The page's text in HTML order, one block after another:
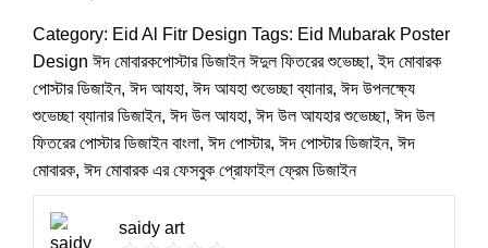
Category: Eid Al Fitr Design Tags: Eid Mubarak Poster
Design ঈদ মোবারকপোস্টার ডিজাইন ঈদুল ফিতরের শুভেচ্ছা, ইদ মোবারক
পোস্টার ডিজাইন, ঈদ আযহা, ঈদ আযহা শুভেচ্ছা ব্যানার, ঈদ উপলক্ষ্যে
শুভেচ্ছা ব্যানার ডিজাইন, ঈদ উল আযহা, ঈদ উল আযহার শুভেচ্ছা, ঈদ উল
ফিতরের পোস্টার ডিজাইন বাংলা, ঈদ পোস্টার, ঈদ পোস্টার ডিজাইন, ঈদ
মোবারক, ঈদ মোবারক এর ফেসবুক প্রোফাইল ফ্রেম ডিজাইন
saidy art